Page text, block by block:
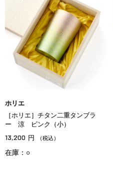
ホリエ
［ホリエ］チタン二重タンブラ
ー 涼 ピンク（小）
13,200 円 （税込）
在庫：○